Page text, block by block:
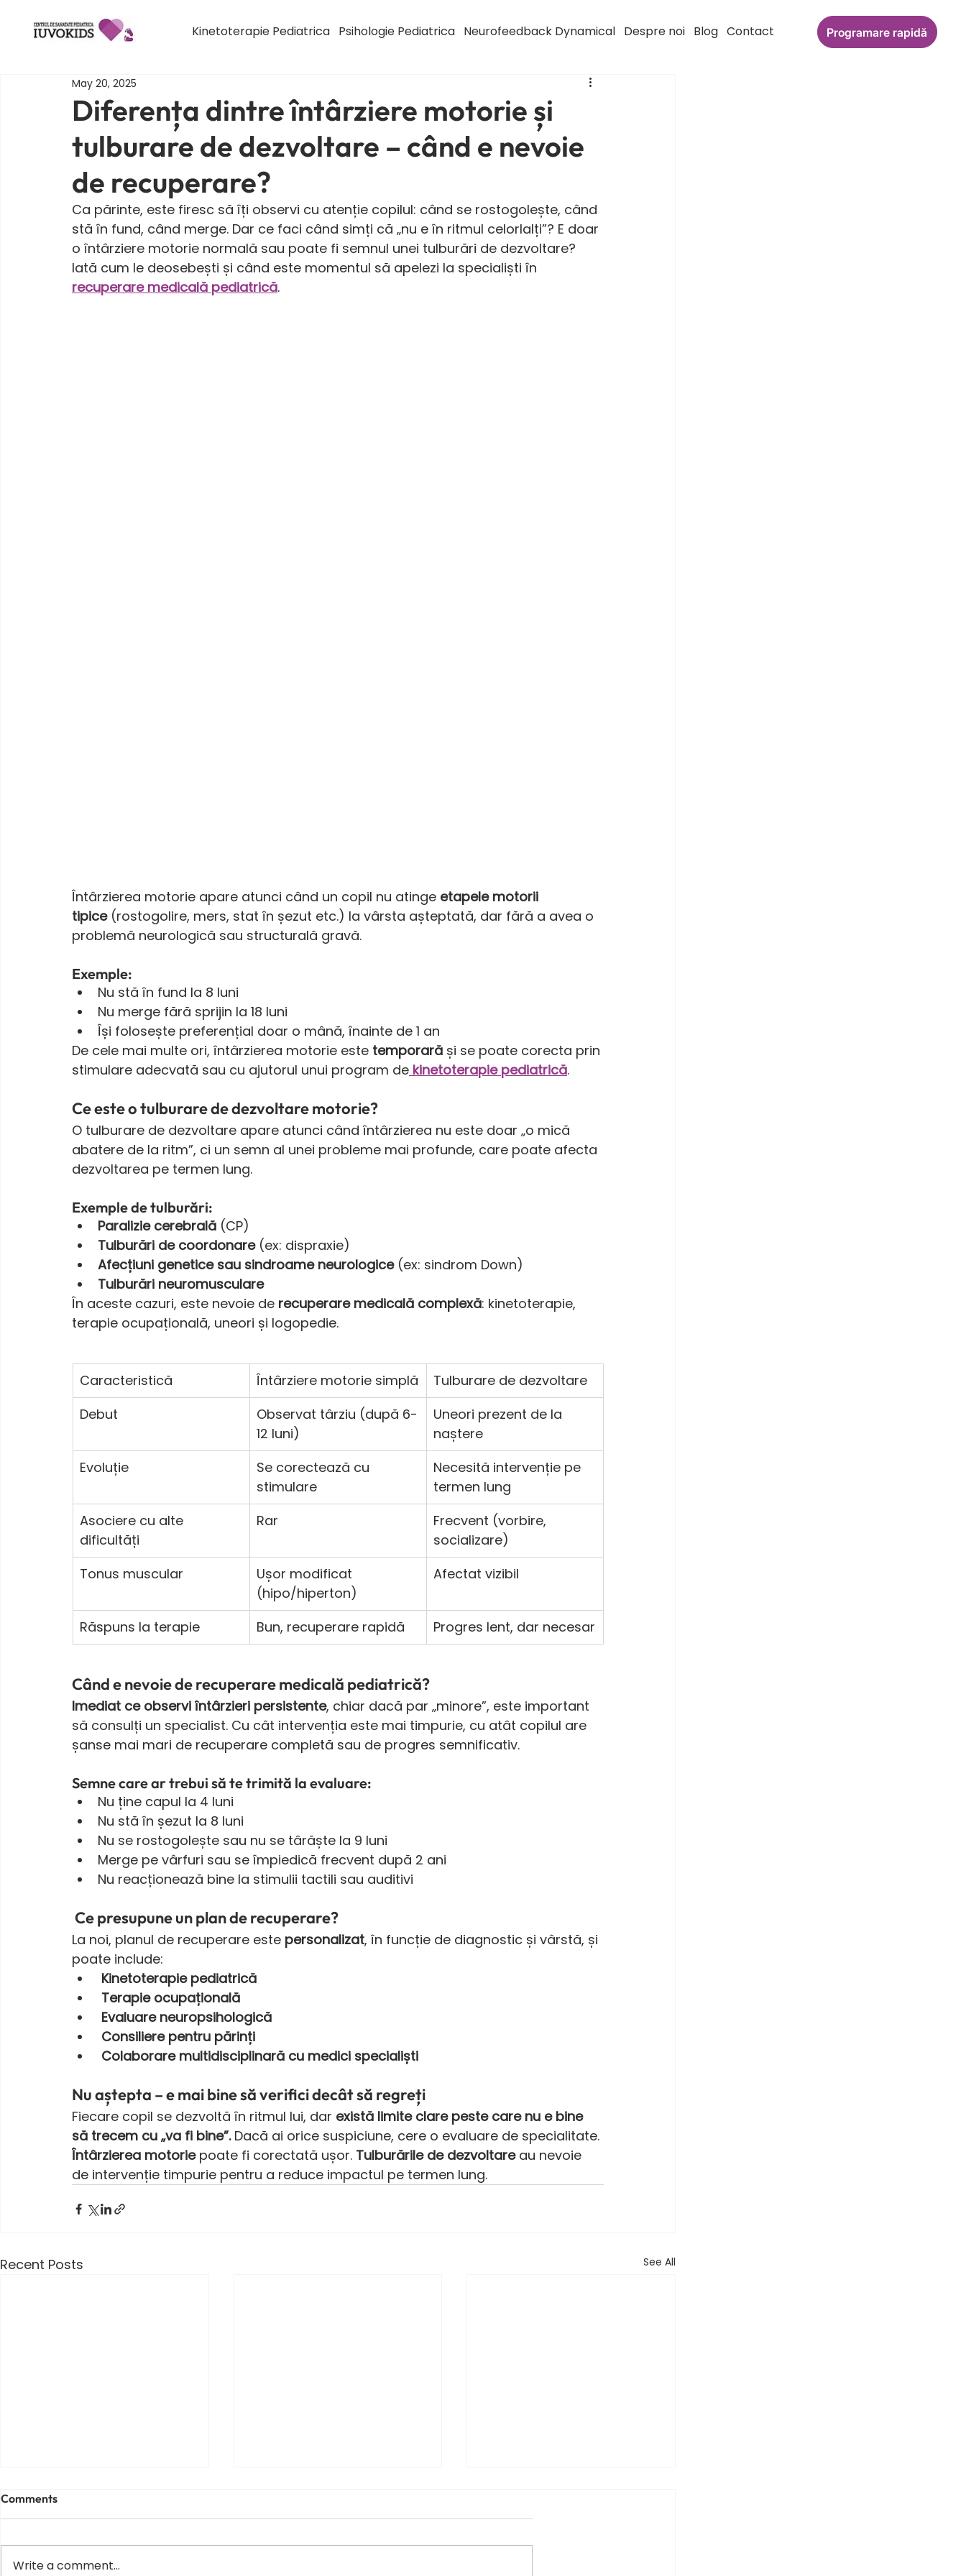
Kinetoterapie Pediatrica Psihologie Pediatrica Neurofeedback Dynamical Despre noi Blog Contact Programare rapidă
Diferența dintre întârziere motorie și
tulburare de dezvoltare – când e nevoie
de recuperare?
May 20, 2025
Ca părinte, este firesc să îți observi cu atenție copilul: când se rostogolește, când
stă în fund, când merge. Dar ce faci când simți că „nu e în ritmul celorlalți”? E doar
o întârziere motorie normală sau poate fi semnul unei tulburări de dezvoltare?
Iată cum le deosebești și când este momentul să apelezi la specialiști în
recuperare medicală pediatrică.
Întârzierea motorie apare atunci când un copil nu atinge etapele motorii
tipice (rostogolire, mers, stat în șezut etc.) la vârsta așteptată, dar fără a avea o
problemă neurologică sau structurală gravă.
Exemple:
Nu stă în fund la 8 luni
Nu merge fără sprijin la 18 luni
Își folosește preferențial doar o mână, înainte de 1 an
De cele mai multe ori, întârzierea motorie este temporară și se poate corecta prin
stimulare adecvată sau cu ajutorul unui program de kinetoterapie pediatrică.
Ce este o tulburare de dezvoltare motorie?
O tulburare de dezvoltare apare atunci când întârzierea nu este doar „o mică
abatere de la ritm”, ci un semn al unei probleme mai profunde, care poate afecta
dezvoltarea pe termen lung.
Exemple de tulburări:
Paralizie cerebrală (CP)
Tulburări de coordonare (ex: dispraxie)
Afecțiuni genetice sau sindroame neurologice (ex: sindrom Down)
Tulburări neuromusculare
În aceste cazuri, este nevoie de recuperare medicală complexă: kinetoterapie,
terapie ocupațională, uneori și logopedie.
Caracteristică Întârziere motorie simplă
Tulburare de dezvoltare
Debut
Observat târziu (după 6-
12 luni)
Uneori prezent de la
naștere
Evoluție
Se corectează cu
stimulare
Necesită intervenție pe
termen lung
Asociere cu alte
dificultăți
Rar
Frecvent (vorbire,
socializare)
Tonus muscular
Ușor modificat
(hipo/hiperton)
Afectat vizibil
Răspuns la terapie Bun, recuperare rapidă Progres lent, dar necesar
Când e nevoie de recuperare medicală pediatrică?
Imediat ce observi întârzieri persistente, chiar dacă par „minore”, este important
să consulți un specialist. Cu cât intervenția este mai timpurie, cu atât copilul are
șanse mai mari de recuperare completă sau de progres semnificativ.
Semne care ar trebui să te trimită la evaluare:
Nu ține capul la 4 luni
Nu stă în șezut la 8 luni
Nu se rostogolește sau nu se târăște la 9 luni
Merge pe vârfuri sau se împiedică frecvent după 2 ani
Nu reacționează bine la stimulii tactili sau auditivi
Ce presupune un plan de recuperare?
La noi, planul de recuperare este personalizat, în funcție de diagnostic și vârstă, și
poate include:
Kinetoterapie pediatrică
Terapie ocupațională
Evaluare neuropsihologică
Consiliere pentru părinți
Colaborare multidisciplinară cu medici specialiști
Nu aștepta – e mai bine să verifici decât să regreți
Fiecare copil se dezvoltă în ritmul lui, dar există limite clare peste care nu e bine
să trecem cu „va fi bine”. Dacă ai orice suspiciune, cere o evaluare de specialitate.
Întârzierea motorie poate fi corectată ușor. Tulburările de dezvoltare au nevoie
de intervenție timpurie pentru a reduce impactul pe termen lung.
Recent Posts See All
Comments
Write a comment...